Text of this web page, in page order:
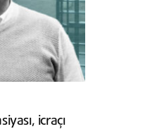
icraçı